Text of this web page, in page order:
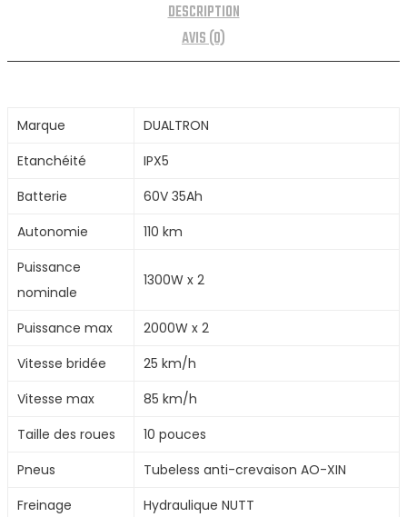
DESCRIPTION
AVIS (0)
Marque
DUALTRON
Etanchéité
IPX5
Batterie
60V 35Ah
Autonomie
110 km
Puissance
nominale
1300W x 2
Puissance max
2000W x 2
Vitesse bridée
25 km/h
Vitesse max
85 km/h
Taille des roues
10 pouces
Pneus
Tubeless anti-crevaison AO-XIN
Freinage
Hydraulique NUTT